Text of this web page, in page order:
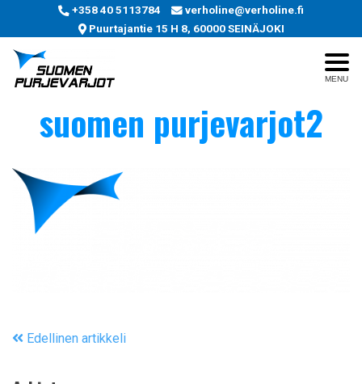
+358 40 5113784
verholine@verholine.fi
Puurtajantie 15 H 8, 60000 SEINÄJOKI
MENU
suomen purjevarjot2
Edellinen artikkeli